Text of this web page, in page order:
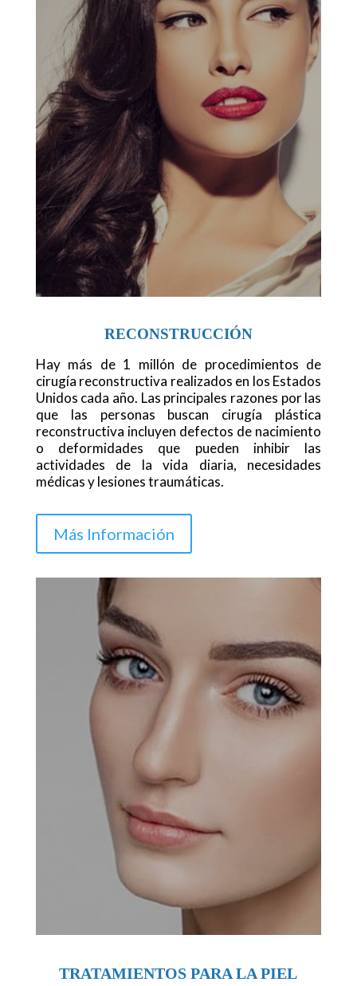
RECONSTRUCCIÓN
Hay más de 1 millón de procedimientos de
cirugía reconstructiva realizados en los Estados
Unidos cada año. Las principales razones por las
que las personas buscan cirugía plástica
reconstructiva incluyen defectos de nacimiento
o deformidades que pueden inhibir las
actividades de la vida diaria, necesidades
médicas y lesiones traumáticas.
Más Información
TRATAMIENTOS PARA LA PIEL